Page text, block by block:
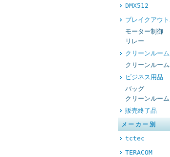
DMX512
ブレイクアウ
モーター制御
リレー
クリーンルー
クリーンルー
ビジネス用品
バッグ
クリーンルー
販売終了品
メーカー別
tctec
TERACOM